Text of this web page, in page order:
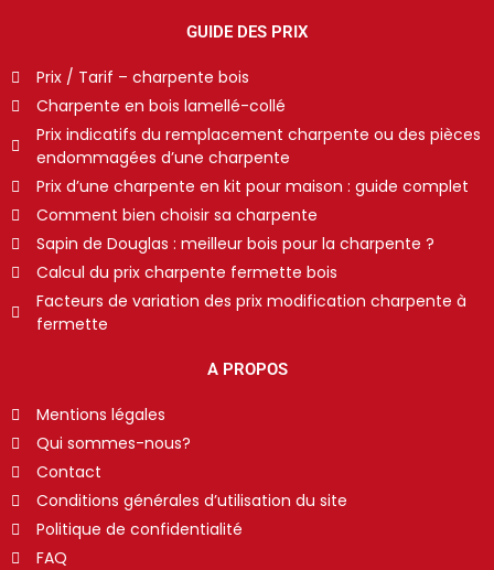
GUIDE DES PRIX
Prix / Tarif – charpente bois
Charpente en bois lamellé-collé
Prix indicatifs du remplacement charpente ou des pièces
endommagées d’une charpente
Prix d’une charpente en kit pour maison : guide complet
Comment bien choisir sa charpente
Sapin de Douglas : meilleur bois pour la charpente ?
Calcul du prix charpente fermette bois
Facteurs de variation des prix modification charpente à
fermette
A PROPOS
Mentions légales
Qui sommes-nous?
Contact
Conditions générales d’utilisation du site
Politique de confidentialité
FAQ